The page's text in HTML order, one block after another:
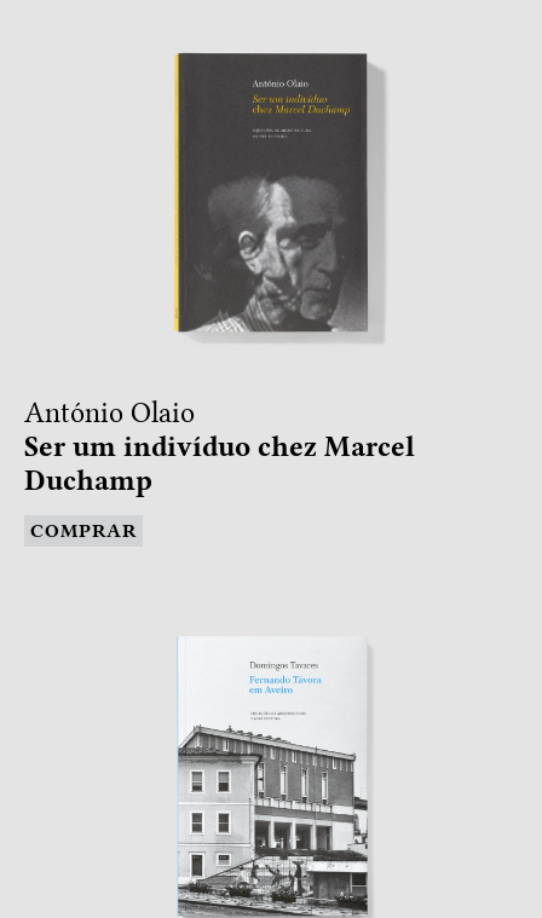
António Olaio
Ser um indivíduo chez Marcel
Duchamp
COMPRAR